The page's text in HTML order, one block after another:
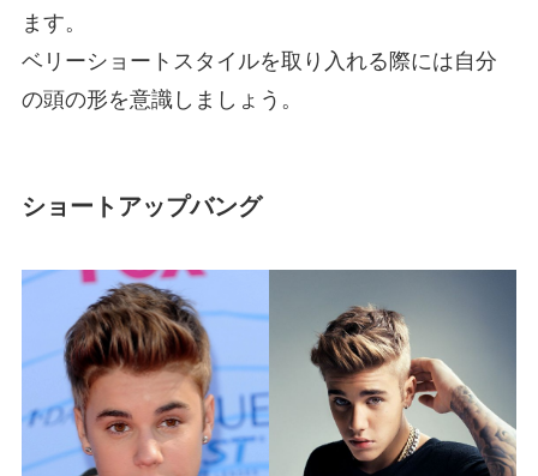
ます。
ベリーショートスタイルを取り入れる際には自分
の頭の形を意識しましょう。
ショートアップバング